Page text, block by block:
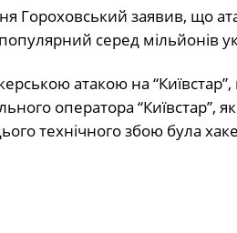
Гороховський заявив, що
серед мільйонів
атакою на
оператора “Київстар”,
технічного збою була